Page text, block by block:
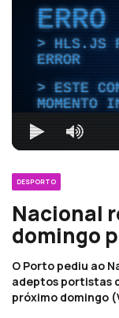
HLS.JS
ERROR
ESTE
MOMENTO
DESPORTO
Nacional
domingo
O Porto pediu ao
adeptos portistas
próximo domingo